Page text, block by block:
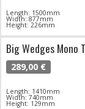
Length: 1500mm
Width: 877mm
Height: 226mm
Big Wedges Mono
289,00 €
Length: 1410mm
Width: 740mm
Height: 129mm